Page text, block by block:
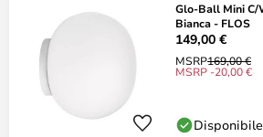
Glo-Ball Mini
Bianca - FLOS
149,00 €
MSRP169,00 €
MSRP -20,00 €
Disponibile